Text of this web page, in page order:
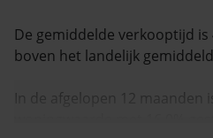
De gemiddelde verkooptijd
boven het landelijk
In de afgelopen 12 maanden